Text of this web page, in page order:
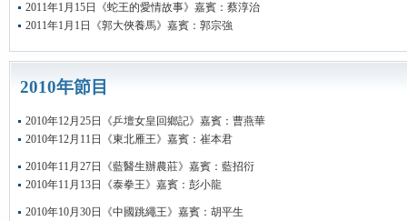
2011年1月15日《蛇王的愛情故事》嘉賓：蔡淳治
2011年1月1日《郭大俠養馬》嘉賓：郭宗強
2010年節目
2010年12月25日《乒壇女皇回鄉記》嘉賓：曹燕華
2010年12月11日《東北雁王》嘉賓：崔本君
2010年11月27日《藍醫生辦農莊》嘉賓：藍招衍
2010年11月13日《泰拳王》嘉賓：彭小龍
2010年10月30日《中國跳繩王》嘉賓：胡平生